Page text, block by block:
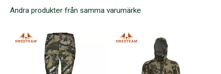
Andra produkter från samma varumärke